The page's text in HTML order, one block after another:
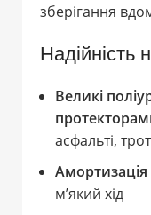
зберігання
Надійність
Великі
асфальті,
м’який хід